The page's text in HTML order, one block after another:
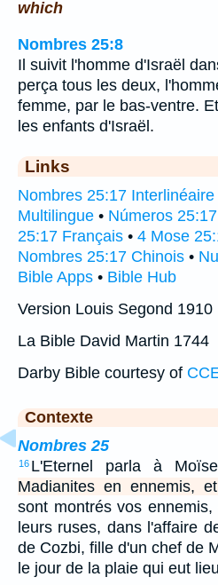
which
Nombres 25:8
Il suivit l'homme d'Israël
perça tous les deux,
femme, par le bas-ventre.
les enfants d'Israël.
Links
Nombres 25:17 Interlinéaire
Multilingue • Números
25:17 Français • 4 Mose
Nombres 25:17 Chinois •
Bible Apps • Bible Hub
Version Louis Segond 1910
La Bible David Martin 1744
Darby Bible courtesy of
Contexte
Nombres 25
16 L'Eternel parla à
Madianites en ennemis,
sont montrés vos
leurs ruses, dans l'affaire
de Cozbi, fille d'un chef de
le jour de la plaie qui eut